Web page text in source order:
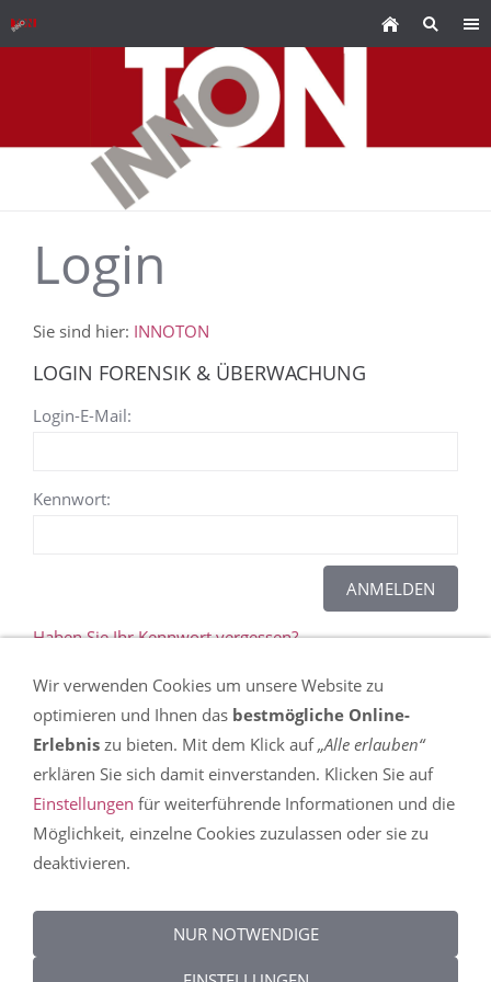
Login
Sie sind hier: INNOTON
LOGIN FORENSIK & ÜBERWACHUNG
Login-E-Mail:
Kennwort:
Haben Sie Ihr Kennwort vergessen?
da Sie der Speicherung der für die Darstellung
widersprochen haben. In
Nutzung von Cookies auf dieser Seite und können
Ihre Präferenzen detailliert anpassen.
DIESEN COOKIE ZULASSEN
Wir verwenden Cookies um unsere Website zu
optimieren und Ihnen das bestmögliche Online-
Erlebnis zu bieten. Mit dem Klick auf„Alle erlauben“
erklären Sie sich damit einverstanden. Klicken Sie auf
Einstellungen für weiterführende Informationen und die
Möglichkeit, einzelne Cookies zuzulassen oder sie zu
deaktivieren.
NUR NOTWENDIGE